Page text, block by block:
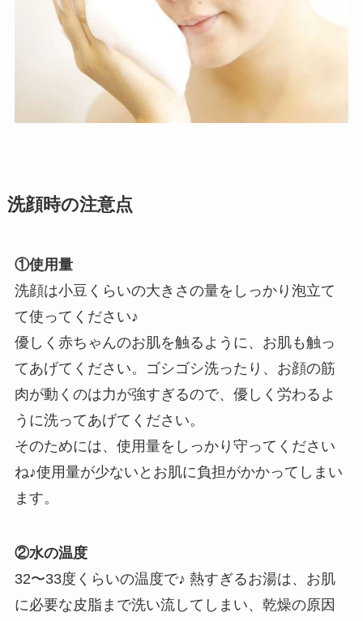
洗顔時の注意点
①使用量
洗顔は小豆くらいの大きさの量をしっかり泡立て
て使ってください♪
優しく赤ちゃんのお肌を触るように、お肌も触っ
てあげてください。ゴシゴシ洗ったり、お顔の筋
肉が動くのは力が強すぎるので、優しく労わるよ
うに洗ってあげてください。
そのためには、使用量をしっかり守ってください
ね♪使用量が少ないとお肌に負担がかかってしまい
ます。
②水の温度
32〜33度くらいの温度で♪ 熱すぎるお湯は、お肌
に必要な皮脂まで洗い流してしまい、乾燥の原因